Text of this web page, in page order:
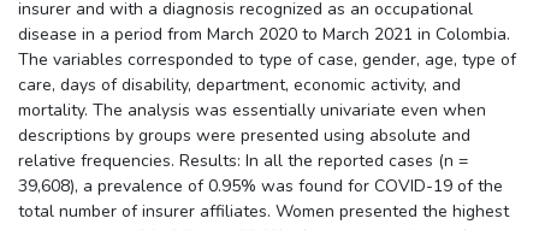
insurer and with a diagnosis recognized as an occupational
disease in a period from March 2020 to March 2021 in Colombia.
The variables corresponded to type of case, gender, age, type of
care, days of disability, department, economic activity, and
mortality. The analysis was essentially univariate even when
descriptions by groups were presented using absolute and
relative frequencies. Results: In all the reported cases (n =
39,608), a prevalence of 0.95% was found for COVID-19 of the
total number of insurer affiliates. Women presented the highest